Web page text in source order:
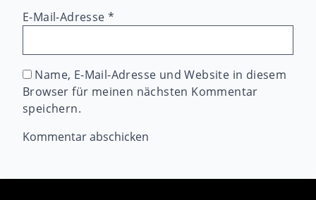
E-Mail-Adresse*
Name, E-Mail-Adresse und Website in diesem
Browser für meinen nächsten Kommentar
speichern.